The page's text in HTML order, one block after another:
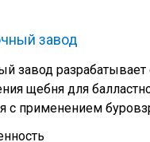
завод
завод
щебня для
с применением